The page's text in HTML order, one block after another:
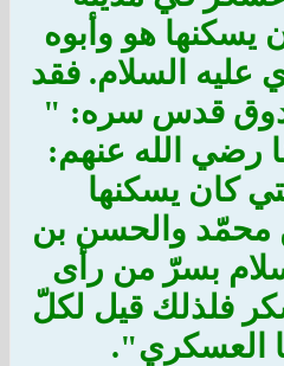
يسكنها هو وأبوه
عليه السلام. فقد
قدس سره: "
رضي الله عنهم:
كان يسكنها
محمّد والحسن بن
بسرّ من رأى
فلذلك قيل لكلّ
العسكري".